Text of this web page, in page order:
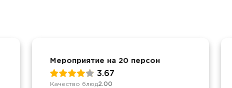
Мероприятие на 20 персон
3.67
Качество блюд2.00